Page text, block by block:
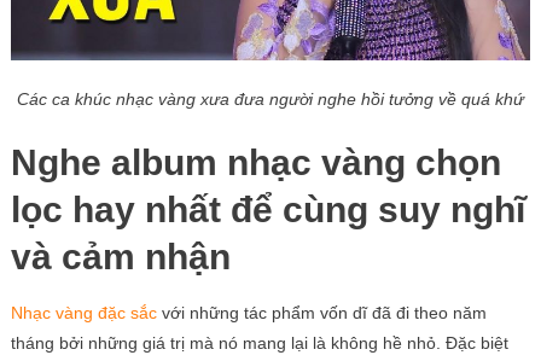
Các ca khúc nhạc vàng xưa đưa người nghe hồi tưởng về quá khứ
Nghe album nhạc vàng chọn
lọc hay nhất để cùng suy nghĩ
và cảm nhận
Nhạc vàng đặc sắcvới những tác phẩm vốn dĩ đã đi theo năm
tháng bởi những giá trị mà nó mang lại là không hề nhỏ. Đặc biệt